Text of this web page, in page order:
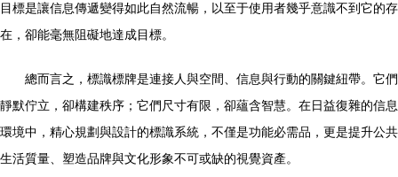
目標是讓信息傳遞變得如此自然流暢，以至于使用者幾乎意識不到它的存
在，卻能毫無阻礙地達成目標。
總而言之，標識標牌是連接人與空間、信息與行動的關鍵紐帶。它們
靜默佇立，卻構建秩序；它們尺寸有限，卻蘊含智慧。在日益復雜的信息
環境中，精心規劃與設計的標識系統，不僅是功能必需品，更是提升公共
生活質量、塑造品牌與文化形象不可或缺的視覺資產。